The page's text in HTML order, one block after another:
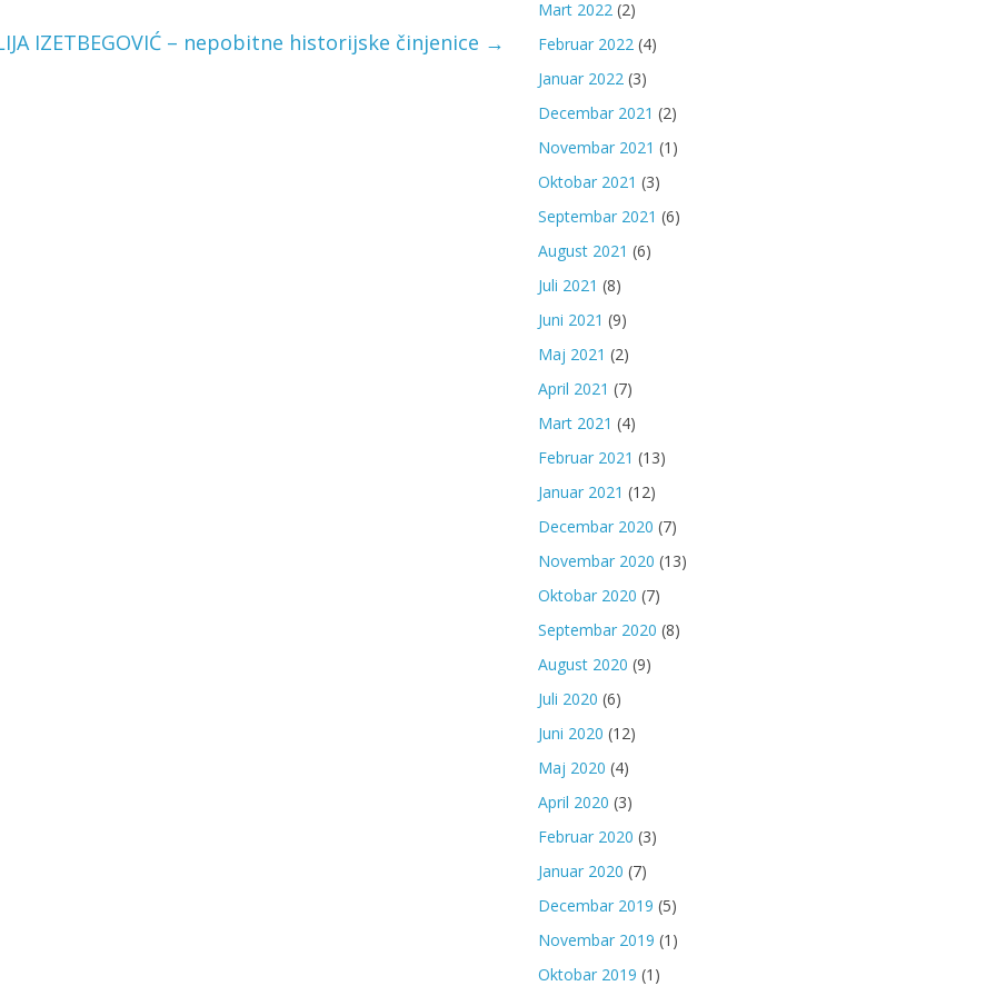
IZETBEGOVIĆ – nepobitne historijske činjenice →
Mart 2022 (2)
Februar 2022 (4)
Januar 2022 (3)
Decembar 2021 (2)
Novembar 2021 (1)
Oktobar 2021 (3)
Septembar 2021 (6)
August 2021 (6)
Juli 2021 (8)
Juni 2021 (9)
Maj 2021 (2)
April 2021 (7)
Mart 2021 (4)
Februar 2021 (13)
Januar 2021 (12)
Decembar 2020 (7)
Novembar 2020 (13)
Oktobar 2020 (7)
Septembar 2020 (8)
August 2020 (9)
Juli 2020 (6)
Juni 2020 (12)
Maj 2020 (4)
April 2020 (3)
Februar 2020 (3)
Januar 2020 (7)
Decembar 2019 (5)
Novembar 2019 (1)
Oktobar 2019 (1)